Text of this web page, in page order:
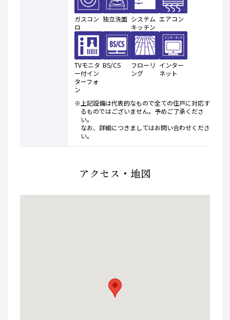
ガスコン
ロ
独立洗面 システム
キッチン
エアコン
TVモニタ
ー付イン
ターフォ
ン
BS/CS
フローリ
ング
インター
ネット
※上記設備は代表的なもので全ての住戸に対応す
るものではございません。予めご了承くださ
い。
なお、詳細につきましてはお問い合わせくださ
い。
アクセス・地図